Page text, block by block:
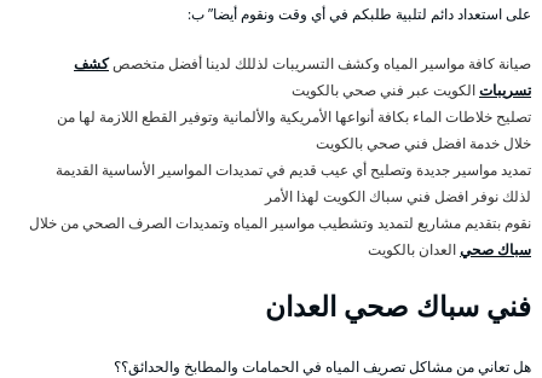
على استعداد دائم لتلبية طلبكم في أي وقت ونقوم أيضا” ب:
صيانة كافة مواسير المياه وكشف التسريبات لذللك لدينا أفضل متخصصكشف
تسريباتالكويت عبر فني صحي بالكويت
تصليح خلاطات الماء بكافة أنواعها الأمريكية والألمانية وتوفير القطع اللازمة لها من
خلال خدمة افضل فني صحي بالكويت
تمديد مواسير جديدة وتصليح أي عيب قديم في تمديدات المواسير الأساسية القديمة
لذلك نوفر افضل فني سباك الكويت لهذا الأمر
نقوم بتقديم مشاريع لتمديد وتشطيب مواسير المياه وتمديدات الصرف الصحي من خلال
سباك صحيالعدان بالكويت
فني سباك صحي العدان
هل تعاني من مشاكل تصريف المياه في الحمامات والمطابخ والحدائق؟؟